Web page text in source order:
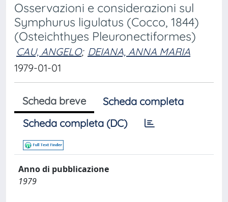
Osservazioni e considerazioni sul
Symphurus ligulatus (Cocco, 1844)
(Osteichthyes Pleuronectiformes)
CAU, ANGELO; DEIANA, ANNA MARIA
1979-01-01
Scheda breve
Scheda completa
Scheda completa (DC)
Anno di pubblicazione
1979